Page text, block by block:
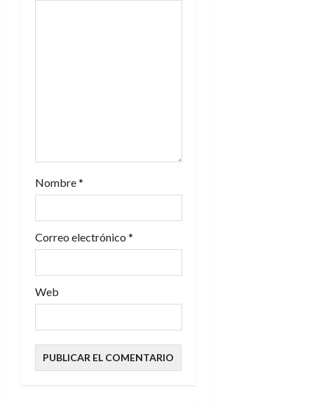
r
a
d
a
s
Nombre*
Correo electrónico *
Web